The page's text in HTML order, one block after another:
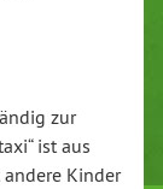
zur
ist aus
Kinder